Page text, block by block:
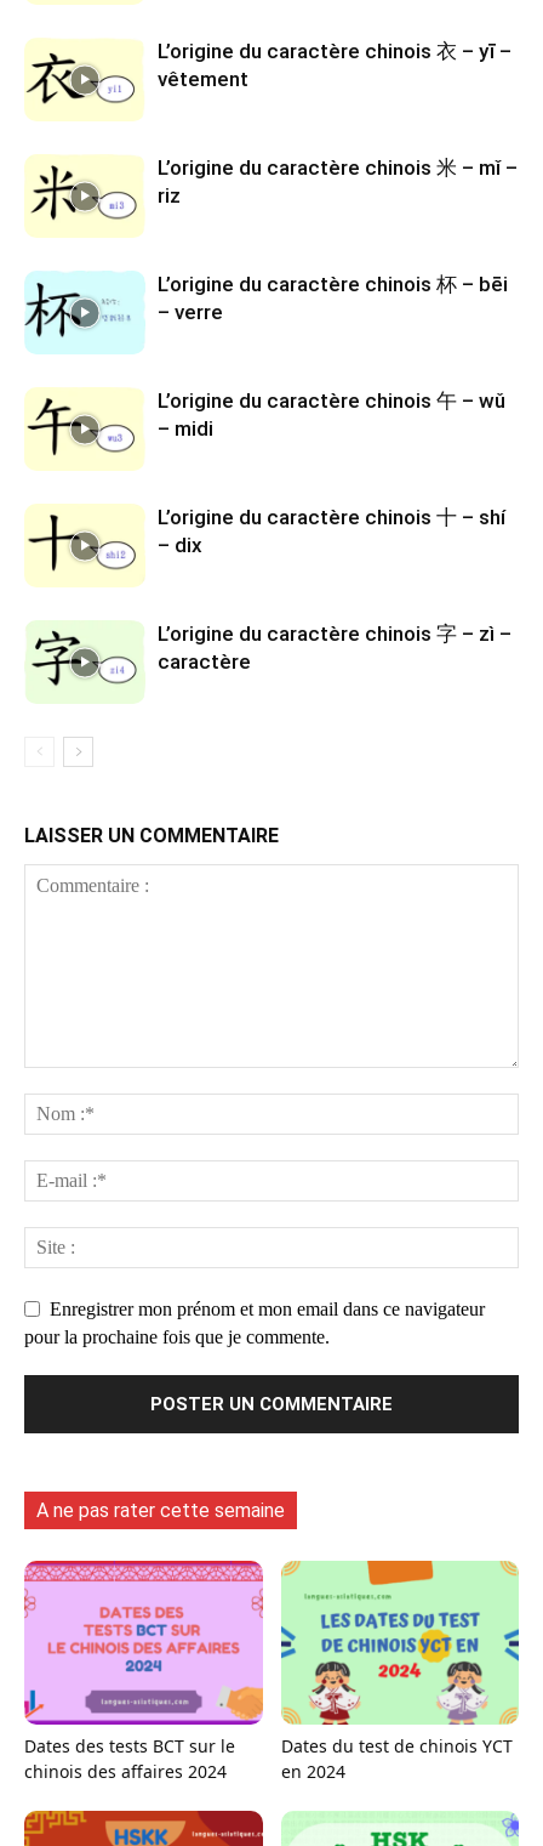
L’origine du caractère chinois 衣 – yī –
vêtement
L’origine du caractère chinois 米 – mǐ –
riz
L’origine du caractère chinois 杯 – bēi
– verre
L’origine du caractère chinois 午 – wǔ
– midi
L’origine du caractère chinois 十 – shí
– dix
L’origine du caractère chinois 字 – zì –
caractère
LAISSER UN COMMENTAIRE
Enregistrer mon prénom et mon email dans ce navigateur
pour la prochaine fois que je commente.
A ne pas rater cette semaine
Dates des tests BCT sur le
chinois des affaires 2024
Dates du test de chinois YCT
en 2024